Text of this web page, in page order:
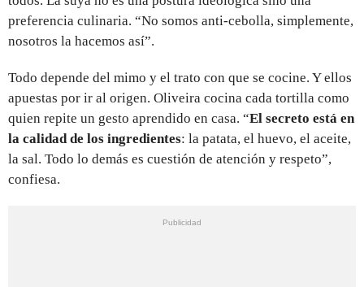
preferencia culinaria. “No somos anti-cebolla, simplemente,
nosotros la hacemos así”.
Todo depende del mimo y el trato con que se cocine. Y ellos
apuestas por ir al origen. Oliveira cocina cada tortilla como
quien repite un gesto aprendido en casa. “El secreto está en
la calidad de los ingredientes: la patata, el huevo, el aceite,
la sal. Todo lo demás es cuestión de atención y respeto”,
confiesa.